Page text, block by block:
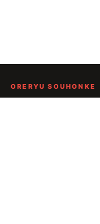
ORERYU SOUHONKE